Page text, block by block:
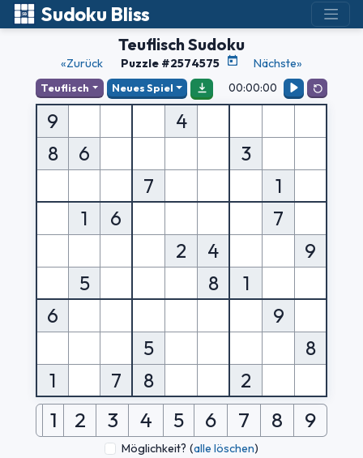
Sudoku Bliss
Teuflisch Sudoku
«Zurück Puzzle #2574575 Nächste»
Teuflisch Neues Spiel 00:00:00
9
4
8
6
3
7
1
1
6
7
2
4
9
5
8
1
6
9
5
8
1
7 8 2
1 2 3 4 5 6 7 8 9
Möglichkeit? (alle löschen)